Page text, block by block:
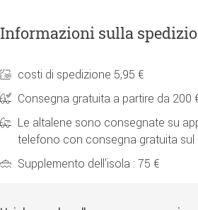
Informazioni sulla
costi di spedizione 5,95 €
Consegna gratuita a partire da 200
Le altalene sono consegnate su
telefono con consegna gratuita sul
Supplemento dell'isola : 75 €